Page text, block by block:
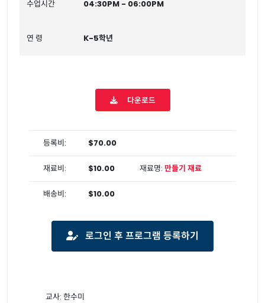
수업시간 04:30PM - 06:00PM
연 령 K-5학년
다운로드
등록비: $70.00
재료비: $10.00 재료명: 만들기 재료
배송비: $10.00
로그인 후 프로그램 등록하기
교사: 한수미